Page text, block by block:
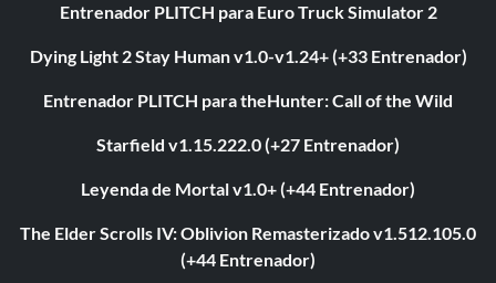
Entrenador PLITCH para Euro Truck Simulator 2
Dying Light 2 Stay Human v1.0-v1.24+ (+33 Entrenador)
Entrenador PLITCH para theHunter: Call of the Wild
Starfield v1.15.222.0 (+27 Entrenador)
Leyenda de Mortal v1.0+ (+44 Entrenador)
The Elder Scrolls IV: Oblivion Remasterizado v1.512.105.0
(+44 Entrenador)